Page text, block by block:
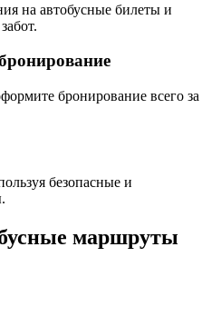
на автобусные билеты и
бронирование всего за
безопасные и
маршруты